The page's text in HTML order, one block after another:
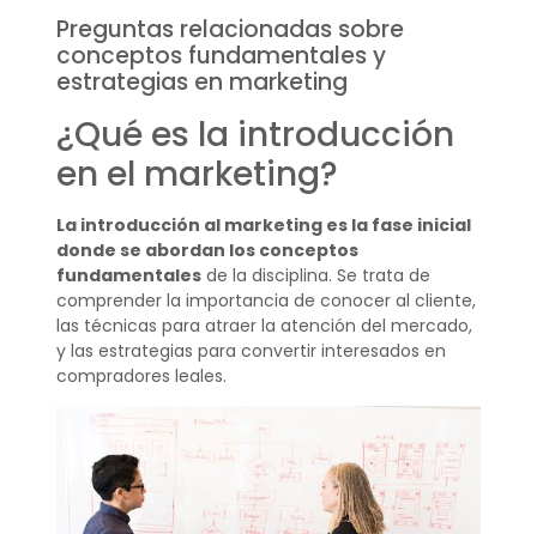
Preguntas relacionadas sobre
conceptos fundamentales y
estrategias en marketing
¿Qué es la introducción
en el marketing?
La introducción al marketing es la fase inicial
donde se abordan los conceptos
fundamentalesde la disciplina. Se trata de
comprender la importancia de conocer al cliente,
las técnicas para atraer la atención del mercado,
y las estrategias para convertir interesados en
compradores leales.